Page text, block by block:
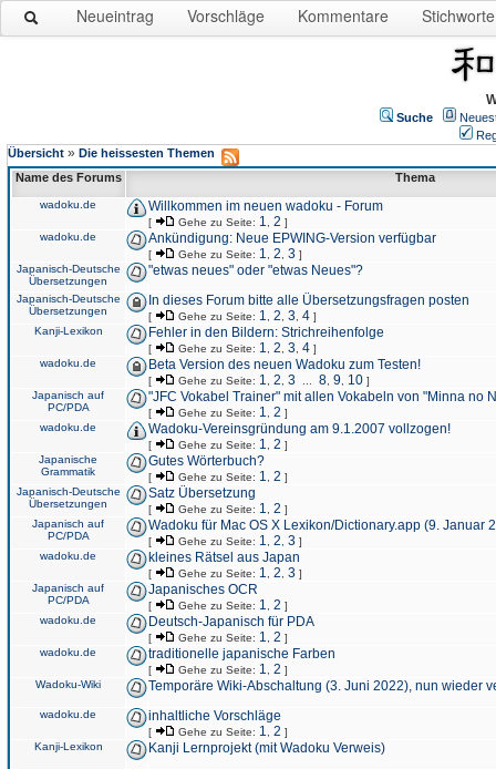
Neueintrag Vorschläge Kommentare Stichworte
Suche
Übersicht » Die heissesten Themen
Name des Forums
Thema
wadoku.de Willkommen im neuen wadoku - Forum
[ Gehe zu Seite: 1 2 ]
wadoku.de
Ankündigung: Neue EPWING-Version verfügbar
[ Gehe zu Seite: 1 2 3 ]
Japanisch-Deutsche
Übersetzungen
"etwas neues" oder "etwas Neues"?
Japanisch-Deutsche
Übersetzungen
In dieses Forum bitte alle Übersetzungsfragen posten
[ Gehe zu Seite: 1 2 3 4 ]
Kanji-Lexikon
Fehler in den Bildern: Strichreihenfolge
[ Gehe zu Seite: 1 2 3 4 ]
wadoku.de
Beta Version des neuen Wadoku zum Testen!
[ Gehe zu Seite: 1 2 3 8 9 10 ]
Japanisch auf
PC/PDA
"JFC Vokabel Trainer" mit allen Vokabeln von "Minna no
[ Gehe zu Seite: 1 2 ]
wadoku.de
Wadoku-Vereinsgründung am 9.1.2007 vollzogen!
[ Gehe zu Seite: 1 2 ]
Japanische
Grammatik
Gutes Wörterbuch?
[ Gehe zu Seite: 1 2 ]
Japanisch-Deutsche
Übersetzungen
Satz Übersetzung
[ Gehe zu Seite: 1 2 ]
Japanisch auf
PC/PDA
Wadoku für Mac OS X Lexikon/Dictionary.app (9. Januar
[ Gehe zu Seite: 1 2 3 ]
wadoku.de
kleines Rätsel aus Japan
[ Gehe zu Seite: 1 2 3 ]
Japanisch auf
PC/PDA
Japanisches OCR
[ Gehe zu Seite: 1 2 ]
wadoku.de
Deutsch-Japanisch für PDA
[ Gehe zu Seite: 1 2 ]
wadoku.de
traditionelle japanische Farben
[ Gehe zu Seite: 1 2 ]
Wadoku-Wiki
Temporäre Wiki-Abschaltung (3. Juni 2022), nun wieder
wadoku.de inhaltliche Vorschläge
[ Gehe zu Seite: 1 2 ]
Kanji-Lexikon
Kanji Lernprojekt (mit Wadoku Verweis)